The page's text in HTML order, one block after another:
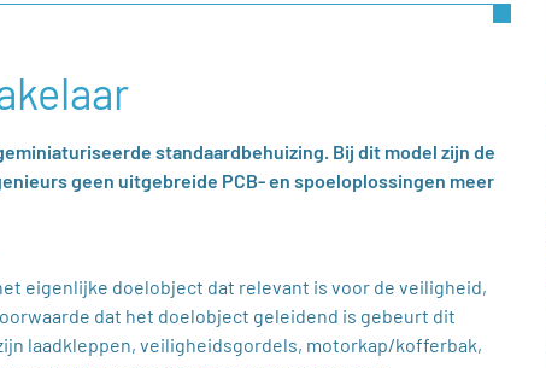
standaardbehuizing. Bij dit model zijn de
geen uitgebreide PCB- en spoeloplossingen meer
eigenlijke doelobject dat relevant is voor de veiligheid,
dat het doelobject geleidend is gebeurt dit
laadkleppen, veiligheidsgordels, motorkap/kofferbak,